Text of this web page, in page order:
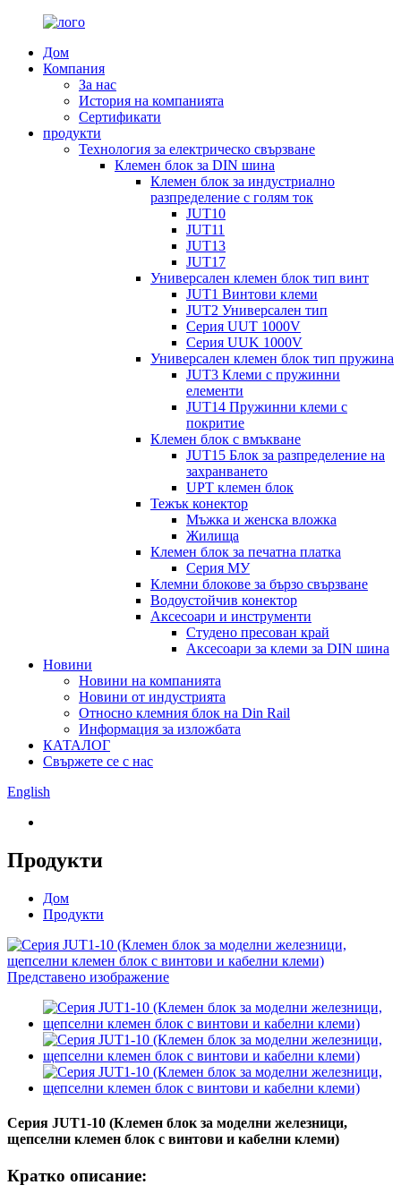
Дом
Компания
За нас
История на компанията
Сертификати
продукти
Технология за електрическо свързване
Клемен блок за DIN шина
Клемен блок за индустриално
разпределение с голям ток
JUT10
JUT11
JUT13
JUT17
Универсален клемен блок тип винт
JUT1 Винтови клеми
JUT2 Универсален тип
Серия UUT 1000V
Серия UUK 1000V
Универсален клемен блок тип пружина
JUT3 Клеми с пружинни
елементи
JUT14 Пружинни клеми с
покритие
Клемен блок с вмъкване
JUT15 Блок за разпределение на
захранването
UPT клемен блок
Тежък конектор
Мъжка и женска вложка
Жилища
Клемен блок за печатна платка
Серия МУ
Клемни блокове за бързо свързване
Водоустойчив конектор
Аксесоари и инструменти
Студено пресован край
Аксесоари за клеми за DIN шина
Новини
Новини на компанията
Новини от индустрията
Относно клемния блок на Din Rail
Информация за изложбата
КАТАЛОГ
Свържете се с нас
English
Продукти
Дом
Продукти
Серия JUT1-10 (Клемен блок за моделни железници,
щепселни клемен блок с винтови и кабелни клеми)
Кратко описание: